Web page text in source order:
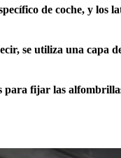
de coche, y los
se utiliza una capa
para fijar las